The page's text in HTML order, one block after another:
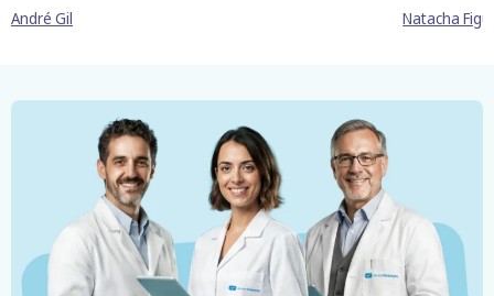
André Gil Natacha